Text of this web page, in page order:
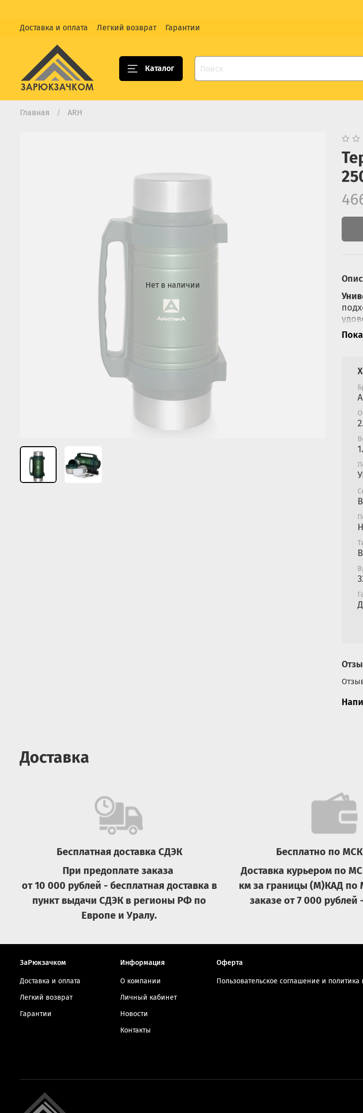
Доставка и оплата
Легкий возврат Гарантии
Каталог
Главная ARH
Нет в наличии
и в
Вид
Тип
Тип
Тип
Чехол
Доставка
Бесплатная доставка СДЭК
При предоплате заказа
от 10 000 рублей - бесплатная доставка в
пункт выдачи СДЭК в регионы РФ по
Европе и Уралу.
Бесплатно по
Доставка курьером по
км за границы (М)КАД по
заказе от 7 000 рублей
ЗаРюкзачком
Доставка и оплата
Легкий возврат
Гарантии
Информация
О компании
Личный кабинет
Новости
Контакты
Оферта
Пользовательское соглашение и